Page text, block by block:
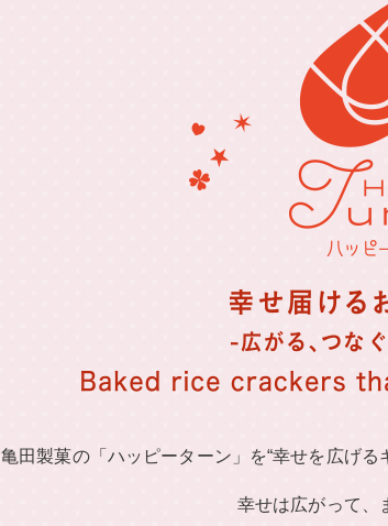
亀田製菓の「ハッピーターン」を“幸せを広げる
幸せは広がって、